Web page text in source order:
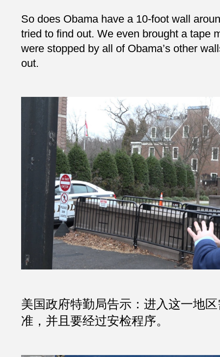
So does Obama have a 10-foot wall
tried to find out. We even brought a tape
were stopped by all of Obama’s other
out.
美国政府特勤局告示：进入这一地
准，并且要经过安检程序。